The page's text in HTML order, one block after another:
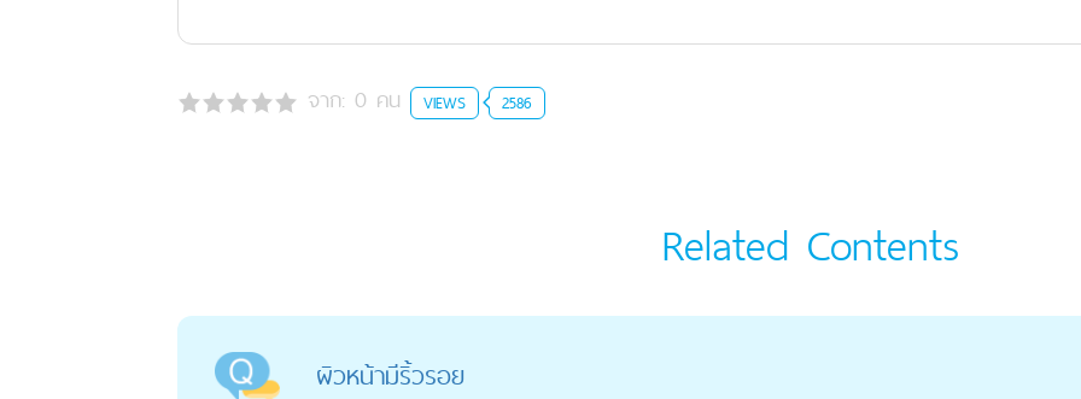
จาก: 0 คน VIEWS 2586
Related Contents
ผิวหน้ามีริ้วรอย